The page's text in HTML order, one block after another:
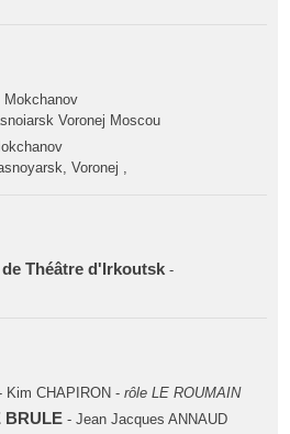
Voronej Moscou
Voronej ,
Théâtre d'Irkoutsk -
Kim CHAPIRON - rôle LE ROUMAIN
BRULE- Jean Jacques ANNAUD